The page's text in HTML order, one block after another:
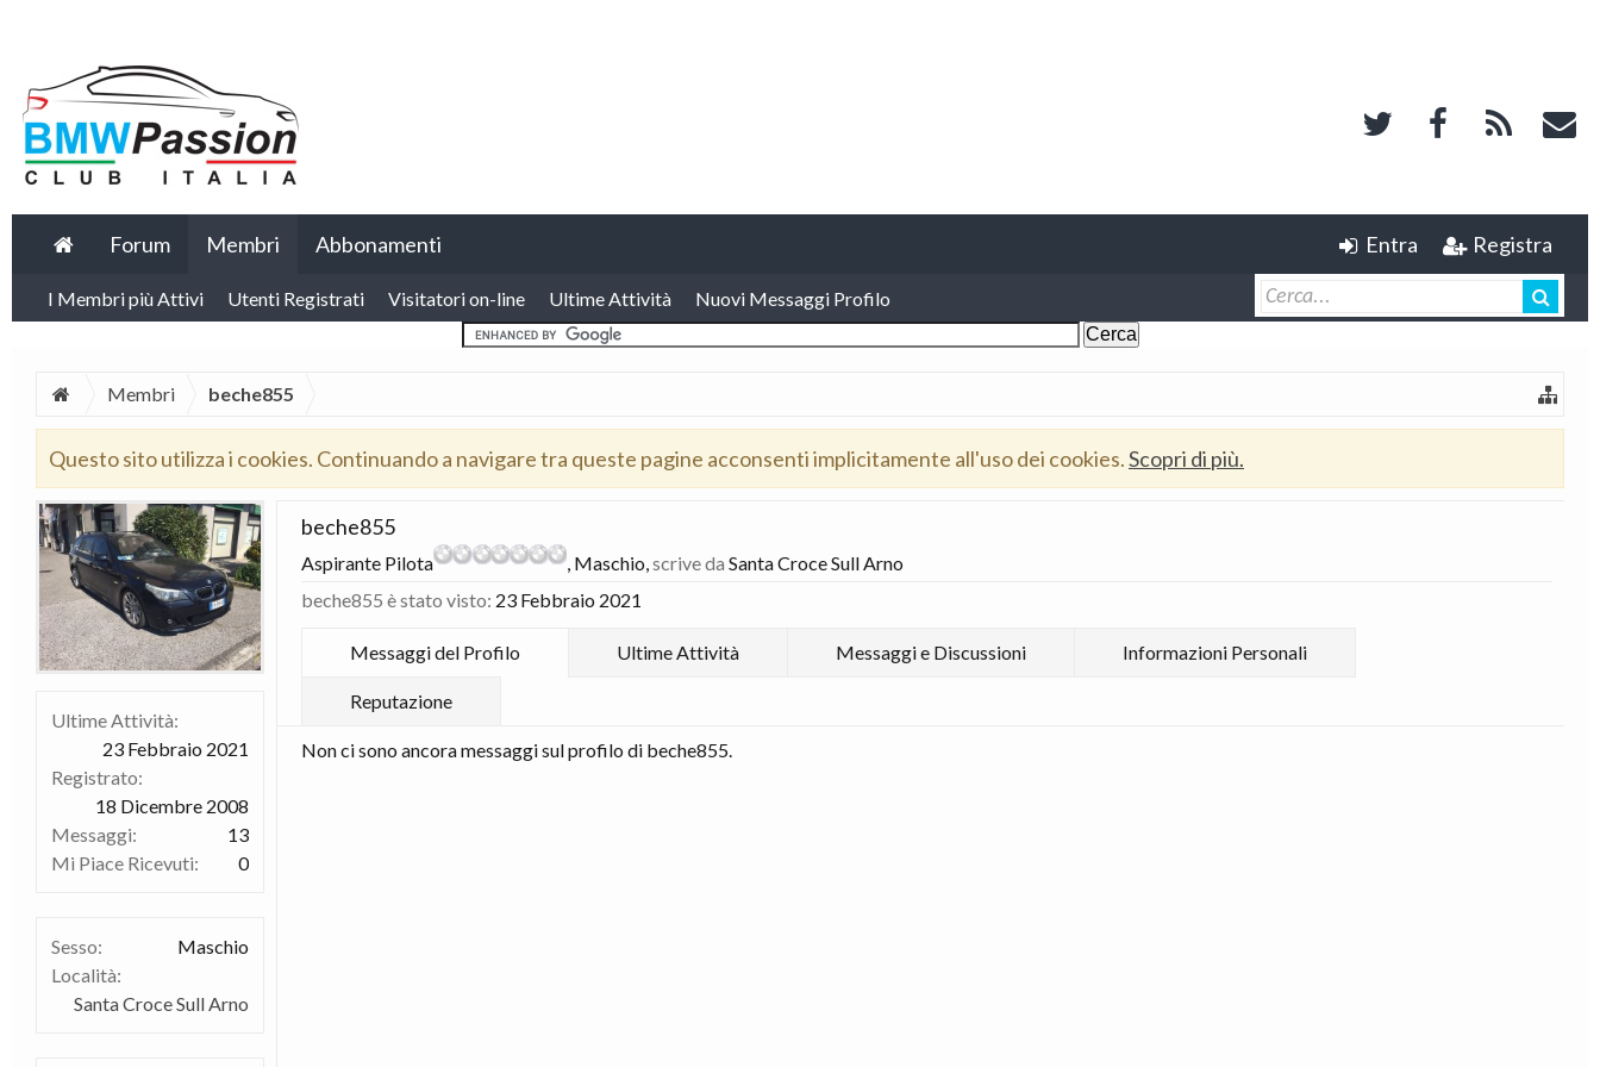
Forum Membri
I Membri più Attivi Utenti Registrati Visitatori on-line Ultime Attività Nuovi Messaggi Profilo
Abbonamenti Entra Registra
Membri beche855
Questo sito utilizza i cookies. Continuando a navigare tra queste pagine acconsenti implicitamente all'uso dei cookies.Scopri di più.
Ultime Attività:
23 Febbraio 2021
Registrato:
18 Dicembre 2008
Messaggi:
13
Mi Piace Ricevuti:
0
Sesso:
Maschio
Località:
Santa Croce Sull Arno
beche855
Aspirante Pilota , Maschio,scrive da Santa Croce Sull Arno
beche855 è stato visto: 23 Febbraio 2021
Messaggi del Profilo Ultime Attività Messaggi e Discussioni Informazioni Personali
Reputazione
Non ci sono ancora messaggi sul profilo di beche855.